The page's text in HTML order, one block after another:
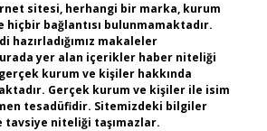
sitesi, herhangi bir marka, kurum
hiçbir bağlantısı bulunmamaktadır.
hazırladığımız makaleler
yer alan içerikler haber niteliği
kurum ve kişiler hakkında
Gerçek kurum ve kişiler ile isim
tesadüfidir. Sitemizdeki bilgiler
niteliği taşımazlar.